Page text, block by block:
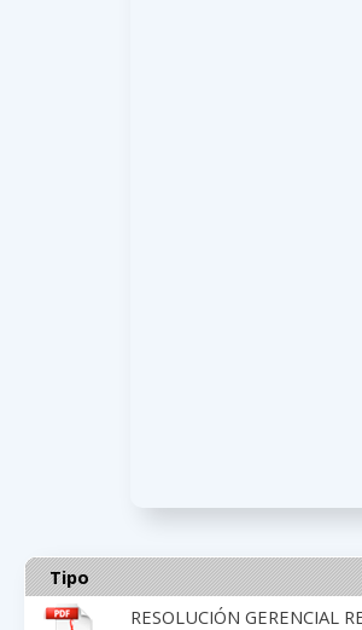
Tipo
RESOLUCIÓN GERENCIAL